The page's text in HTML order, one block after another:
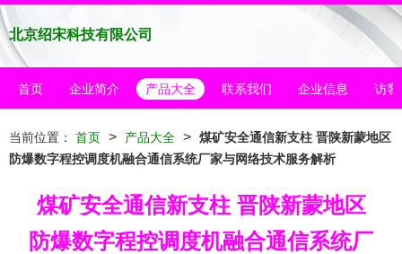
北京绍宋科技有限公司
首页 企业简介 产品大全 联系我们 企业信息 访客
当前位置： 首页 > 产品大全 > 煤矿安全通信新支柱 晋陕新蒙地区
防爆数字程控调度机融合通信系统厂家与网络技术服务解析
煤矿安全通信新支柱 晋陕新蒙地区
防爆数字程控调度机融合通信系统厂